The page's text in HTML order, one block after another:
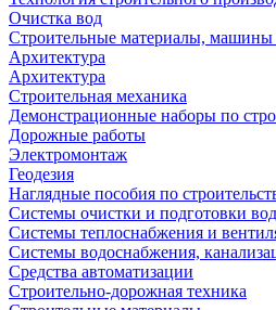
Очистка вод
Строительные материалы, машины
Архитектура
Архитектура
Cтроительная механика
Демонстрационные наборы по
Дорожные работы
Электромонтаж
Геодезия
Наглядные пособия по
Системы очистки и подготовки
Системы теплоснабжения и
Системы водоснабжения,
Средства автоматизации
Строительно-дорожная техника